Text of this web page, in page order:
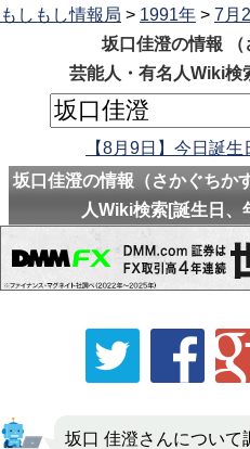
もしもし情報局 > 1991年 > 7月
坂口佳澄の情報 （
芸能人・有名人Wiki検
【8月9日】今日誕
坂口佳澄の情報（さかぐちか
人Wiki検索[誕生日、
坂口 佳澄さんについて